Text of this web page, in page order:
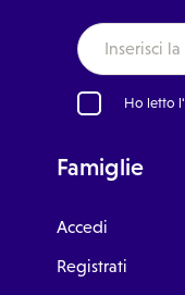
Ho letto l'
Famiglie
Accedi
Registrati